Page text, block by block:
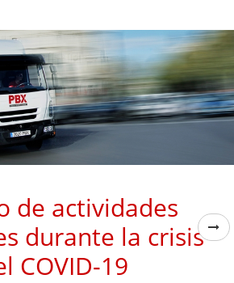
de actividades
durante la crisis
COVID-19